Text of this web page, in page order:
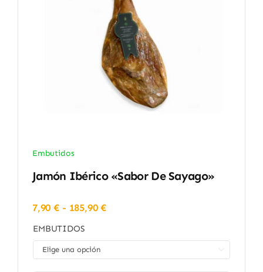
Embutidos
Jamón Ibérico «Sabor De Sayago»
7,90€ - 185,90€Rango
desde
EMBUTIDOS